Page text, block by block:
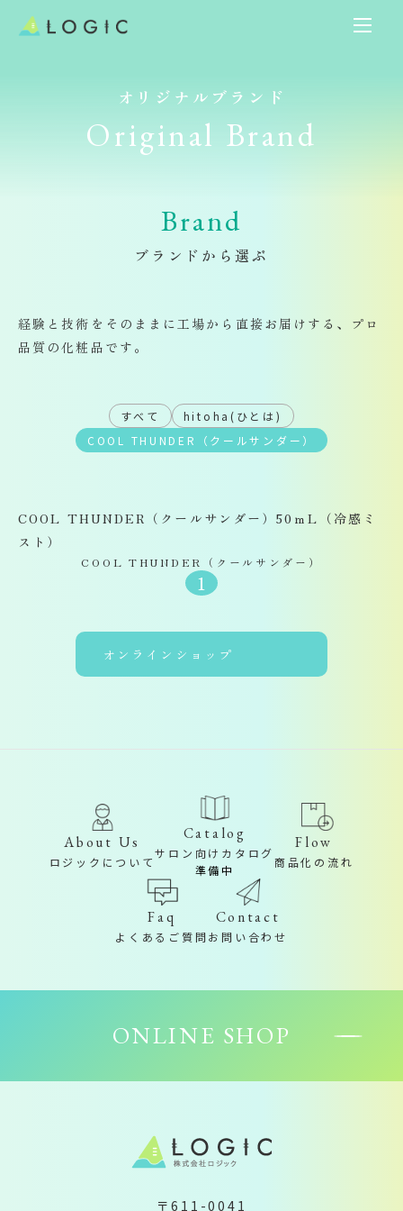
オリジナルブランド​​​​​​​
Original Brand
Brand​​​​​​​
ブランドから選ぶ
経験と技術をそのままに工場から直接お届けする、プロ
品質の化粧品です。
すべて
hitoha(ひとは)
COOL THUNDER（クールサンダー）
COOL THUNDER（クールサンダー）50ｍL（冷感ミ
スト）
COOL THUNDER（クールサンダー）
1
オンラインショップ
About Us
ロジックについて
Catalog
サロン向けカタログ
準備中
Flow
商品化の流れ
Faq
よくあるご質問
Contact
お問い合わせ
ONLINE SHOP
〒611-0041